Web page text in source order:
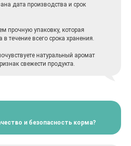
дата производства и срок
прочную упаковку, которая
в течение всего срока хранения.
натуральный аромат
свежести продукта.
и безопасность корма?